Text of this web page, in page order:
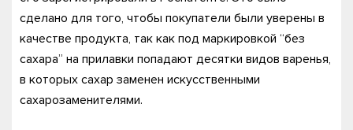
сделано для того, чтобы покупатели были уверены в
качестве продукта, так как под маркировкой “без
сахара” на прилавки попадают десятки видов варенья,
в которых сахар заменен искусственными
сахарозаменителями.